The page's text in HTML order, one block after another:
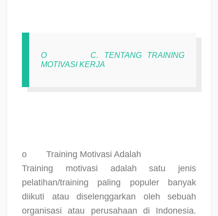
O
C. TENTANG TRAINING
MOTIVASI KERJA
o
Training Motivasi Adalah
Training motivasi adalah satu jenis
pelatihan/training paling populer banyak
diikuti atau diselenggarkan oleh sebuah
organisasi atau perusahaan di Indonesia.